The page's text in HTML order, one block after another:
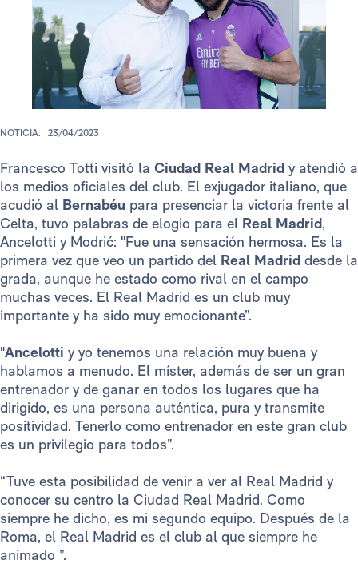
NOTICIA. 23/04/2023
Francesco Totti visitó la Ciudad Real Madrid y atendió a
los medios oficiales del club. El exjugador italiano, que
acudió al Bernabéu para presenciar la victoria frente al
Celta, tuvo palabras de elogio para el Real Madrid,
Ancelotti y Modrić: "Fue una sensación hermosa. Es la
primera vez que veo un partido del Real Madrid desde la
grada, aunque he estado como rival en el campo
muchas veces. El Real Madrid es un club muy
importante y ha sido muy emocionante”.
"Ancelotti y yo tenemos una relación muy buena y
hablamos a menudo. El míster, además de ser un gran
entrenador y de ganar en todos los lugares que ha
dirigido, es una persona auténtica, pura y transmite
positividad. Tenerlo como entrenador en este gran club
es un privilegio para todos”.
“Tuve esta posibilidad de venir a ver al Real Madrid y
conocer su centro la Ciudad Real Madrid. Como
siempre he dicho, es mi segundo equipo. Después de la
Roma, el Real Madrid es el club al que siempre he
animado ”.